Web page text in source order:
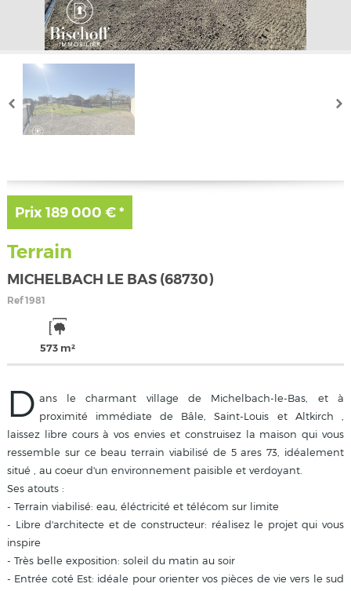
Prix189 000 €*
Terrain
MICHELBACH LE BAS (68730)
Ref1981
573 m²
D ans le charmant village de Michelbach-le-Bas, et à
proximité immédiate de Bâle, Saint-Louis et Altkirch ,
laissez libre cours à vos envies et construisez la maison qui vous
ressemble sur ce beau terrain viabilisé de 5 ares 73, idéalement
situé , au coeur d'un environnement paisible et verdoyant.
Ses atouts :
- Terrain viabilisé: eau, éléctricité et télécom sur limite
- Libre d'architecte et de constructeur: réalisez le projet qui vous
inspire
- Très belle exposition: soleil du matin au soir
- Entrée coté Est: idéale pour orienter vos pièces de vie vers le sud